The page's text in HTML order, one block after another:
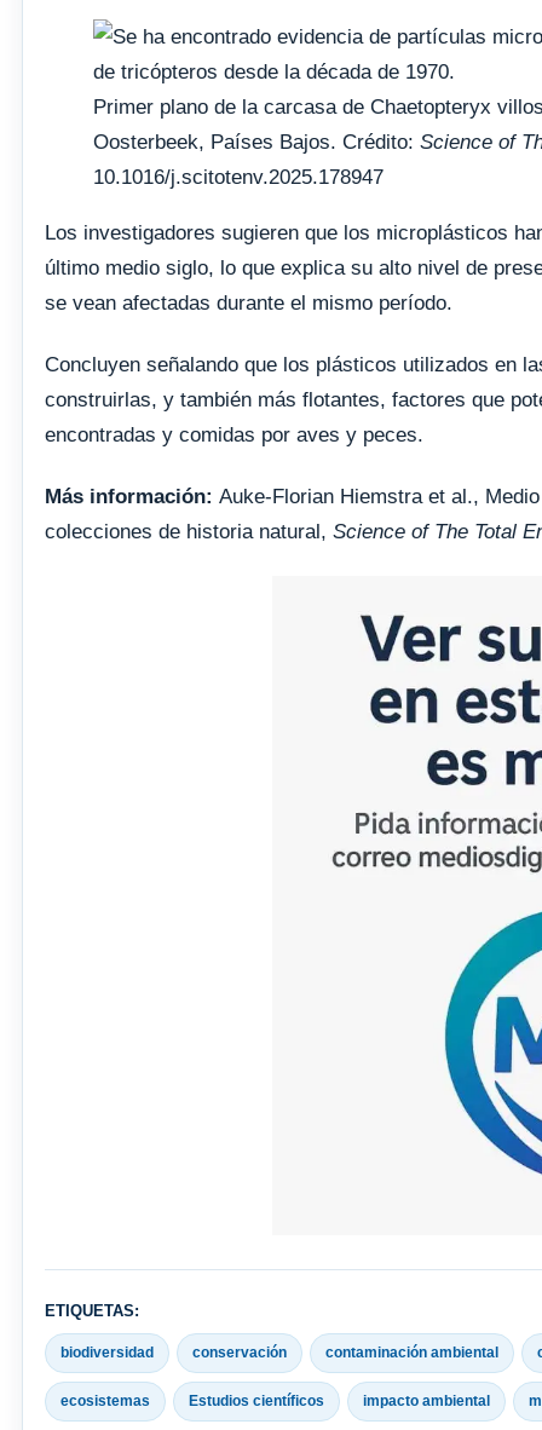
Primer plano de la carcasa de Chaetopteryx
Oosterbeek, Países Bajos. Crédito: Science of
10.1016/j.scitotenv.2025.178947
Los investigadores sugieren que los microplásticos
último medio siglo, lo que explica su alto nivel de
se vean afectadas durante el mismo período.
Concluyen señalando que los plásticos utilizados en
construirlas, y también más flotantes, factores que
encontradas y comidas por aves y peces.
Más información: Auke-Florian Hiemstra et al.,
colecciones de historia natural, Science of The Total
ETIQUETAS:
biodiversidad conservación contaminación ambiental
ecosistemas Estudios científicos impacto ambiental